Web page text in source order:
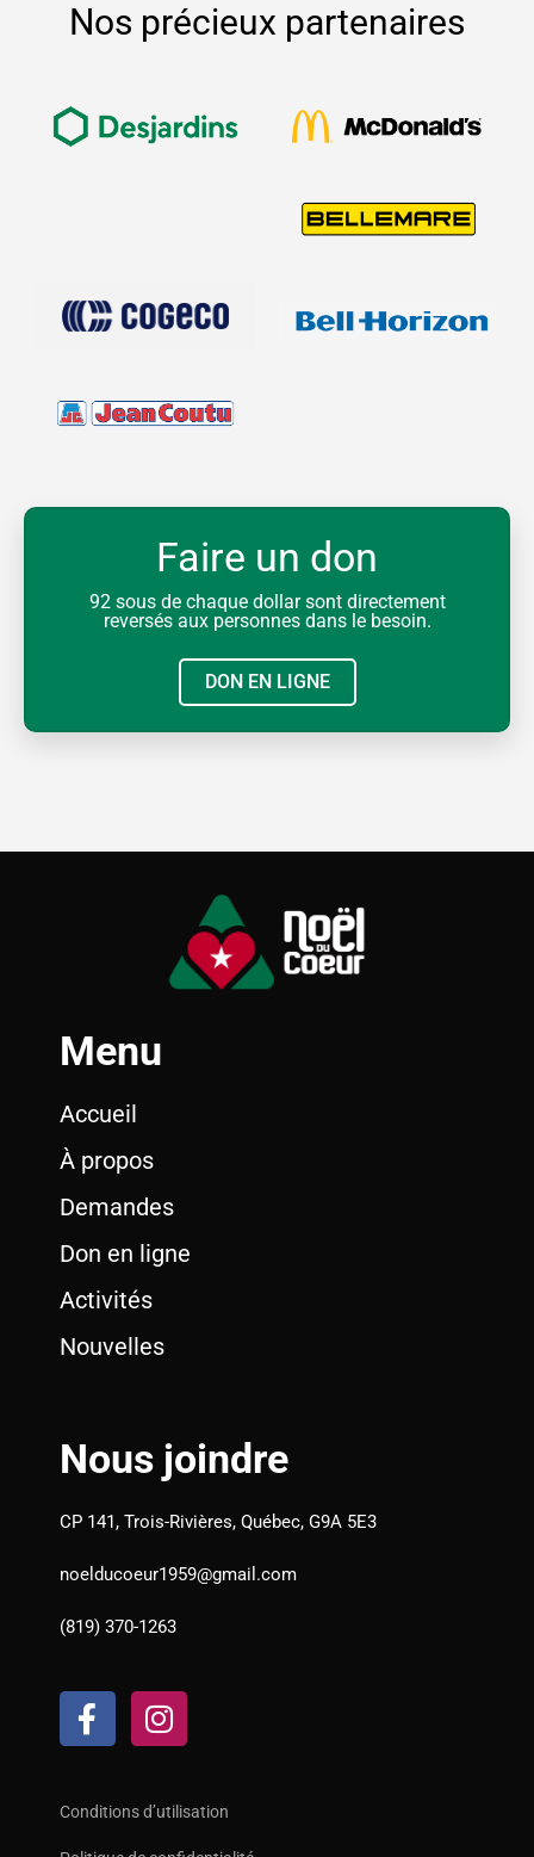
Nos précieux partenaires
Faire un don
92 sous de chaque dollar sont directement
reversés aux personnes dans le besoin.
DON EN LIGNE
Menu
Accueil
À propos
Demandes
Don en ligne
Activités
Nouvelles
Nous joindre
CP 141, Trois-Rivières, Québec, G9A 5E3
noelducoeur1959@gmail.com
(819) 370-1263
a
c
b
n
s
a
Conditions d’utilisation